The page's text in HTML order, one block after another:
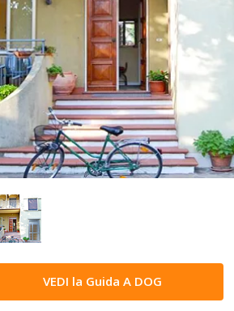
VEDI la Guida A DOG